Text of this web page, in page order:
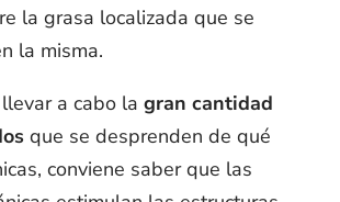
la grasa localizada que se
la misma.
a cabo la gran cantidad
que se desprenden de qué
conviene saber que las